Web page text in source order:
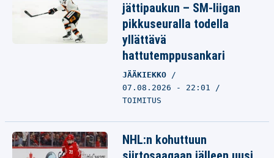
jättipaukun – SM-liigan
pikkuseuralla todella
yllättävä
hattutemppusankari
JÄÄKIEKKO
07.08.2026 - 22:01
TOIMITUS
NHL:n kohuttuun